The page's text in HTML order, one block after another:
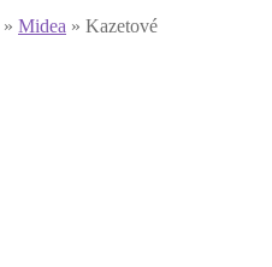
» Midea » Kazetové